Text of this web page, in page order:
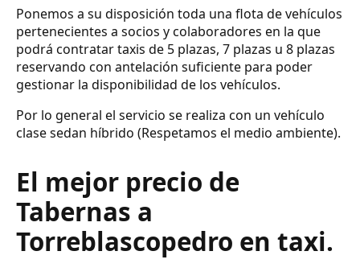
Ponemos a su disposición toda una flota de vehículos
pertenecientes a socios y colaboradores en la que
podrá contratar taxis de 5 plazas, 7 plazas u 8 plazas
reservando con antelación suficiente para poder
gestionar la disponibilidad de los vehículos.
Por lo general el servicio se realiza con un vehículo
clase sedan híbrido (Respetamos el medio ambiente).
El mejor precio de
Tabernas a
Torreblascopedro en taxi.